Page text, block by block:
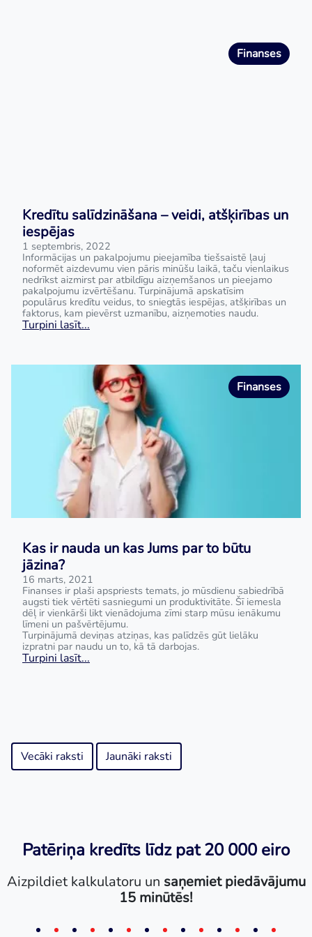
Finanses
Kredītu salīdzināšana – veidi, atšķirības un
iespējas
1 septembris, 2022
Informācijas un pakalpojumu pieejamība tiešsaistē ļauj
noformēt aizdevumu vien pāris minūšu laikā, taču vienlaikus
nedrīkst aizmirst par atbildīgu aizņemšanos un pieejamo
pakalpojumu izvērtēšanu. Turpinājumā apskatīsim
populārus kredītu veidus, to sniegtās iespējas, atšķirības un
faktorus, kam pievērst uzmanību, aizņemoties naudu.
Turpini lasīt...
Finanses
Kas ir nauda un kas Jums par to būtu
jāzina?
16 marts, 2021
Finanses ir plaši apspriests temats, jo mūsdienu sabiedrībā
augsti tiek vērtēti sasniegumi un produktivitāte. Šī iemesla
dēļ ir vienkārši likt vienādojuma zīmi starp mūsu ienākumu
līmeni un pašvērtējumu.
Turpinājumā deviņas atziņas, kas palīdzēs gūt lielāku
izpratni par naudu un to, kā tā darbojas.
Turpini lasīt...
Vecāki raksti Jaunāki raksti
Patēriņa kredīts līdz pat 20 000 eiro
Aizpildiet kalkulatoru un saņemiet piedāvājumu
15 minūtēs!